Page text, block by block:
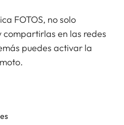
FOTOS, no solo
compartirlas en las redes
puedes activar la